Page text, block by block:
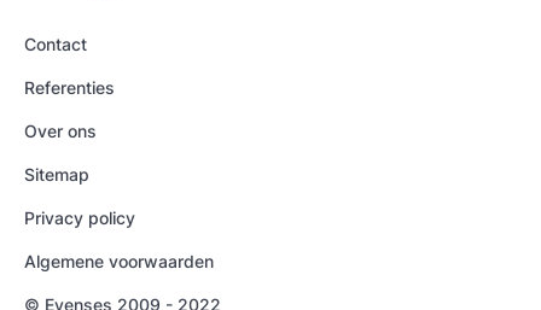
Contact
Referenties
Over ons
Sitemap
Privacy policy
Algemene voorwaarden
© Evenses 2009 - 2022